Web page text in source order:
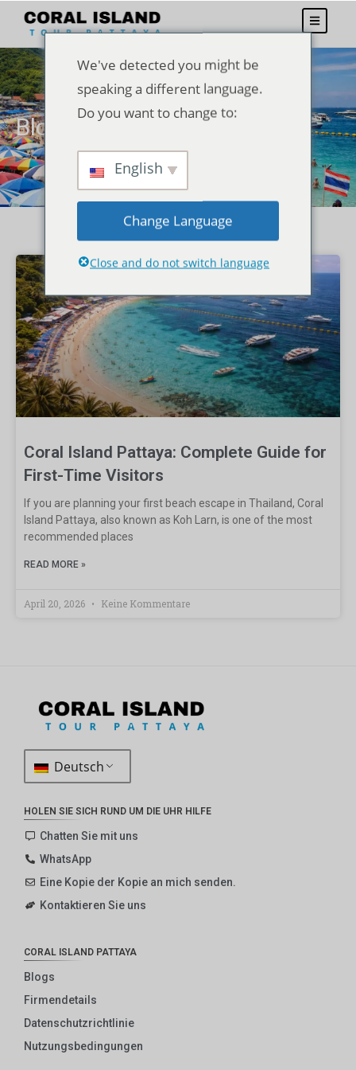
Blogs
Coral Island Pattaya: Complete Guide for
First-Time Visitors
If you are planning your first beach escape in Thailand, Coral
Island Pattaya, also known as Koh Larn, is one of the most
recommended places
READ MORE »
April 20, 2026 Keine Kommentare
Deutsch
HOLEN SIE SICH RUND UM DIE UHR HILFE
Chatten Sie mit uns
WhatsApp
Eine Kopie der Kopie an mich senden.
Kontaktieren Sie uns
CORAL ISLAND PATTAYA
Blogs
Firmendetails
Datenschutzrichtlinie
Nutzungsbedingungen
We've detected you might be
speaking a different language.
Do you want to change to:
English
Change Language
Close and do not switch language